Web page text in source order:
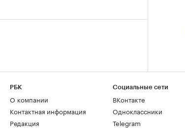
РБК
О компании
Контактная информация
Редакция
Социальные сети
ВКонтакте
Одноклассники
Telegram